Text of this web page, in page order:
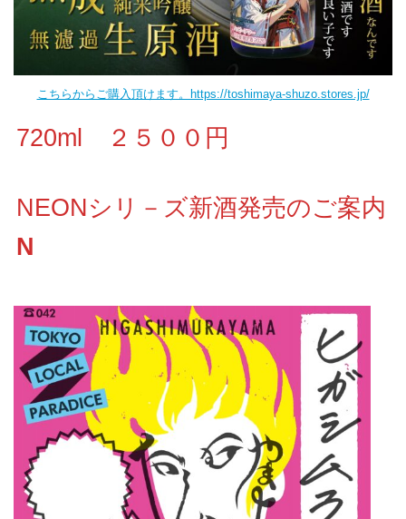
こちらからご購入頂けます。https://toshimaya-shuzo.stores.jp/
720ml ２５００円
NEONシリ－ズ新酒発売のご案内
N